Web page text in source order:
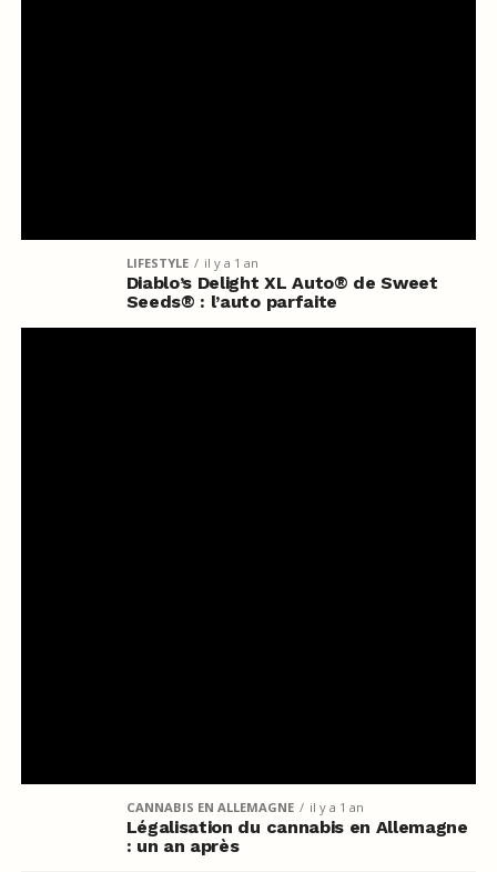
LIFESTYLE il y a 1 an
Diablo’s Delight XL Auto® de Sweet
Seeds® : l’auto parfaite
CANNABIS EN ALLEMAGNE il y a 1 an
Légalisation du cannabis en Allemagne
: un an après